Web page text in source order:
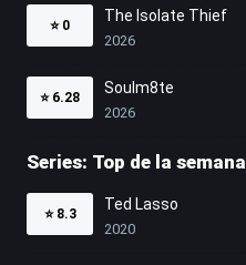
⭐ 0
The Isolate Thief
2026
⭐ 6.28
Soulm8te
2026
Series: Top de la semana
⭐ 8.3
Ted Lasso
2020